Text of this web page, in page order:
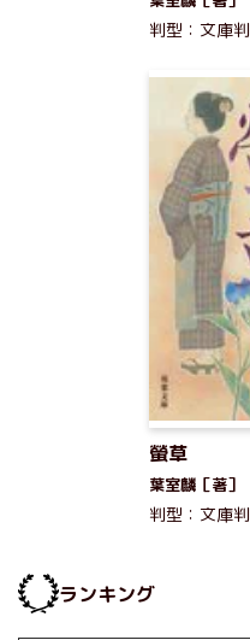
判型：文庫判
螢草
葉室麟［著］
判型：文庫判
ランキング